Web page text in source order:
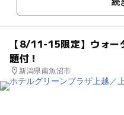
続
【8/11-15限定】ウォー
題付！
新潟県南魚沼市